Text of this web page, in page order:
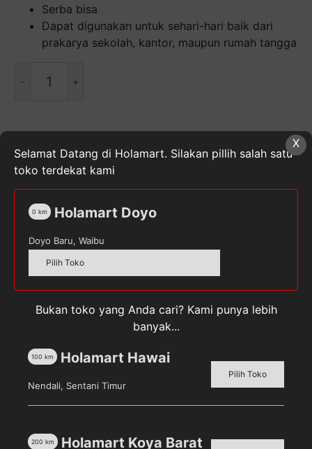
Serba bisa
Dapat digunakan untuk sehari-hari baik dari
prakarya sekolah, kantor, maupun rumah tangga
UHU
mL]
Tag:
UHU
Deskripsi
Ulasan (0)
UHU Lem Kecil [7 mL] merupakan lem serba bisa
yang dapat digunakan untuk sehari-hari baik dari
prakarya sekolah, kantor, maupun rumah tangga.
X
Selamat Datang di Holamart. Silakan pillih salah satu
toko terdekat kami
Holamart Doyo
0 km
Doyo Baru, Waibu
Pilih Toko
Bukan toko yang Anda cari? Kami punya lebih
banyak...
Holamart Hawai
100 km
Nendali, Sentani Timur
Pilih Toko
Holamart Koya Barat
200 km